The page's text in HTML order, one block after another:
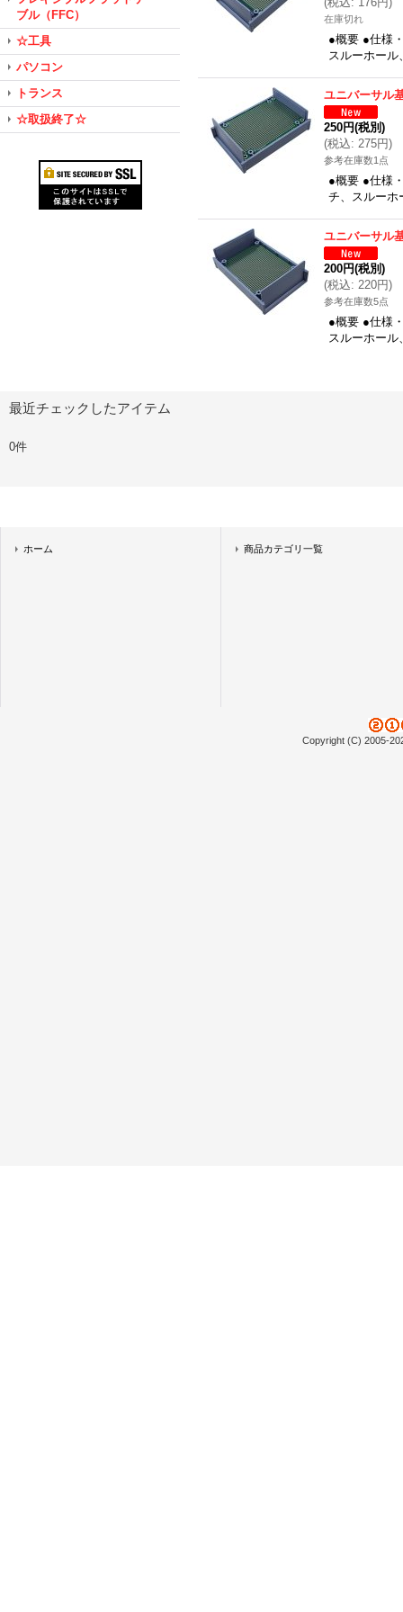
ブル（FFC）
☆工具
パソコン
トランス
☆取扱終了☆
在庫切れ
●概要 ●仕様
スルーホー
ユニバーサル
250円(税別)
(税込: 275円)
参考在庫数1点
●概要 ●仕様
チ、スルーホ
ユニバーサル
200円(税別)
(税込: 220円)
参考在庫数5点
●概要 ●仕様
スルーホー
最近チェックしたアイテム
0件
ホーム 商品カテゴリ一覧
Copyright (C) 2005-